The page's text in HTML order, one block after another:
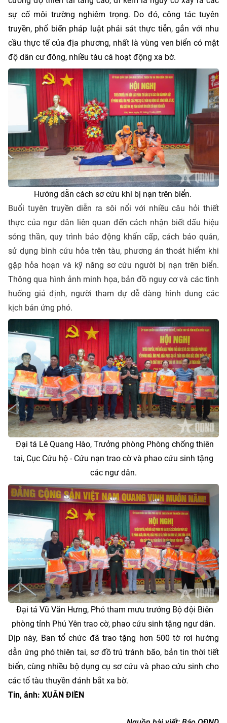
sự cố môi trường nghiêm trọng. Do đó, công tác tuyên
truyền, phổ biến pháp luật phải sát thực tiễn, gắn với nhu
cầu thực tế của địa phương, nhất là vùng ven biển có mật
độ dân cư đông, nhiều tàu cá hoạt động xa bờ.
Hướng dẫn cách sơ cứu khi bị nạn trên biển.
Buổi tuyên truyền diễn ra sôi nổi với nhiều câu hỏi thiết
thực của ngư dân liên quan đến cách nhận biết dấu hiệu
sóng thần, quy trình báo động khẩn cấp, cách bảo quản,
sử dụng bình cứu hỏa trên tàu, phương án thoát hiểm khi
gặp hỏa hoạn và kỹ năng sơ cứu người bị nạn trên biển.
Thông qua hình ảnh minh họa, bản đồ nguy cơ và các tình
huống giả định, người tham dự dễ dàng hình dung các
kịch bản ứng phó.
Đại tá Lê Quang Hào, Trưởng phòng Phòng chống thiên
tai, Cục Cứu hộ - Cứu nạn trao cờ và phao cứu sinh tặng
các ngư dân.
Đại tá Vũ Văn Hưng, Phó tham mưu trưởng Bộ đội Biên
phòng tỉnh Phú Yên trao cờ, phao cứu sinh tặng ngư dân.
Dịp này, Ban tổ chức đã trao tặng hơn 500 tờ rơi hướng
dẫn ứng phó thiên tai, sơ đồ trú tránh bão, bản tin thời tiết
biển, cùng nhiều bộ dụng cụ sơ cứu và phao cứu sinh cho
các tổ tàu thuyền đánh bắt xa bờ.
Tin, ảnh: XUÂN ĐIỀN